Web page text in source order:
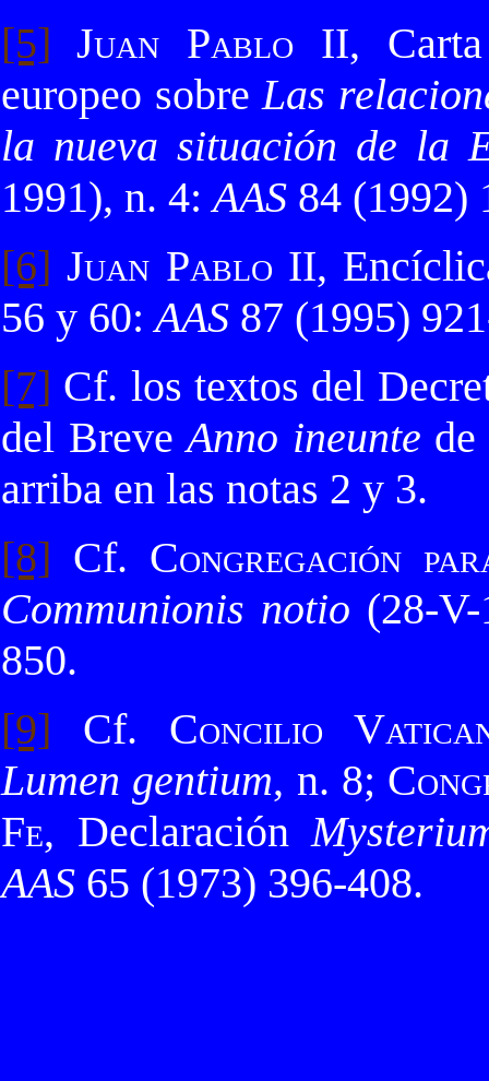
[5] Juan Pablo II,
europeo sobreLas
la nueva situación de la
1991), n. 4:AAS 84 (1992)
[6] Juan Pablo II,
56 y 60:AAS 87 (1995)
[7] Cf. los textos del
del BreveAnno ineunte
arriba en las notas 2 y 3.
[8] Cf. Congregación
Communionis notio (28-
850.
[9]
Cf. Concilio
Lumen gentium, n. 8;
Fe, Declaración
AAS 65 (1973) 396-408.